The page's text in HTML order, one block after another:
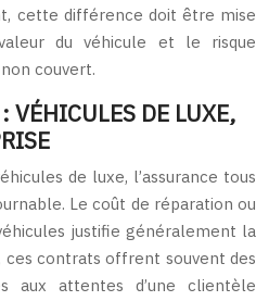
cette différence doit être mise
du véhicule et le risque
couvert.
VÉHICULES DE LUXE,
de luxe, l’assurance tous
Le coût de réparation ou
justifie généralement la
ces contrats offrent souvent des
aux attentes d’une clientèle